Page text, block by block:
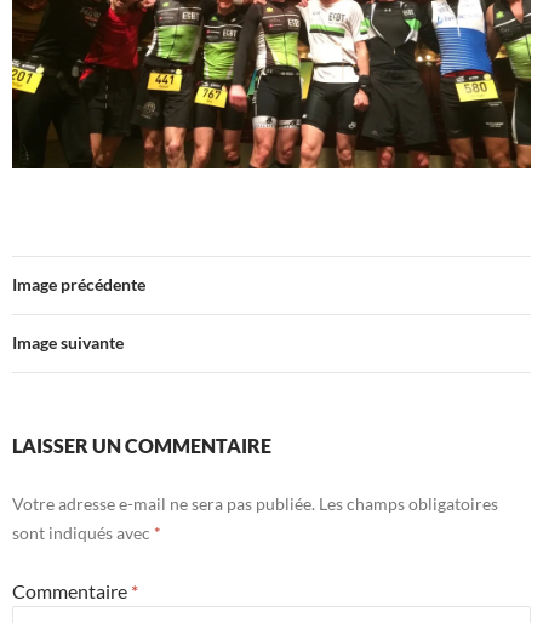
Image précédente
Image suivante
LAISSER UN COMMENTAIRE
Votre adresse e-mail ne sera pas publiée. Les champs obligatoires
sont indiqués avec *
Commentaire *